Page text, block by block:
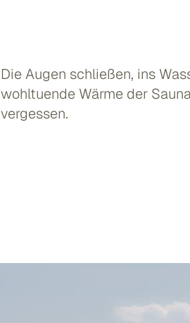
Die Augen schließen, ins
wohltuende Wärme der
vergessen.